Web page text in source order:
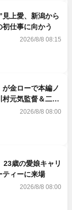
上愛、新潟から
仕事に向かう
2026/8/8 08:15
金ローで本編ノ
元気監督＆二宮
2026/8/8 08:00
23歳の愛娘キャリ
ティーに来場
2026/8/8 08:00